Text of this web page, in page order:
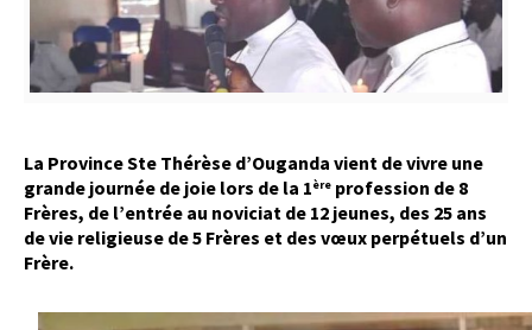
La Province Ste Thérèse d’Ouganda vient de vivre une
grande journée de joie lors de la 1ère profession de 8
Frères, de l’entrée au noviciat de 12 jeunes, des 25 ans
de vie religieuse de 5 Frères et des vœux perpétuels d’un
Frère.